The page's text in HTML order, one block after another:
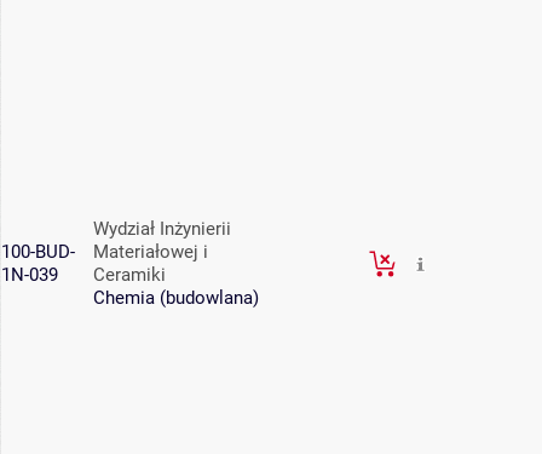
100-BUD-
1N-039
Wydział Inżynierii
Materiałowej i
Ceramiki
Chemia (budowlana)